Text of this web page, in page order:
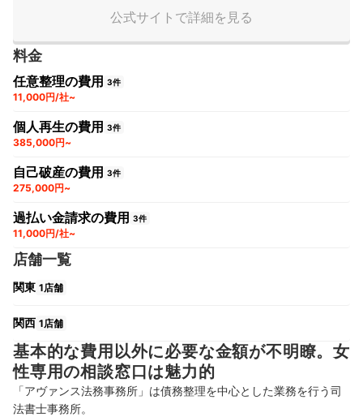
公式サイトで詳細を見る
料金
任意整理の費用 3件
11,000円/社~
個人再生の費用 3件
385,000円~
自己破産の費用 3件
275,000円~
過払い金請求の費用 3件
11,000円/社~
店舗一覧
関東 1店舗
関西 1店舗
基本的な費用以外に必要な金額が不明瞭。女
性専用の相談窓口は魅力的
「アヴァンス法務事務所」は債務整理を中心とした業務を行う司
法書士事務所。